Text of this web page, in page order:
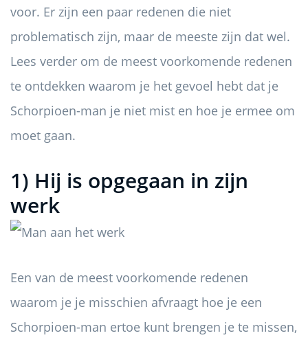
voor. Er zijn een paar redenen die niet
problematisch zijn, maar de meeste zijn dat wel.
Lees verder om de meest voorkomende redenen
te ontdekken waarom je het gevoel hebt dat je
Schorpioen-man je niet mist en hoe je ermee om
moet gaan.
1) Hij is opgegaan in zijn
werk
Een van de meest voorkomende redenen
waarom je je misschien afvraagt ​​hoe je een
Schorpioen-man ertoe kunt brengen je te missen,